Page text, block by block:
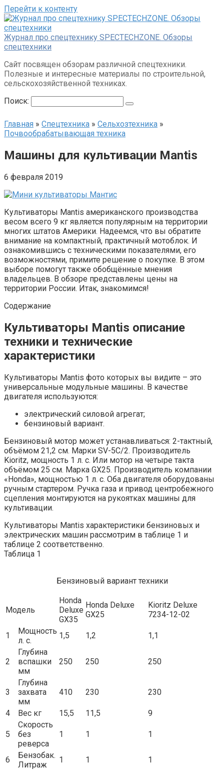
Перейти к контенту
Журнал про спецтехнику SPECTECHZONE. Обзоры
спецтехники
Сайт посвящен обзорам различной спецтехники.
Полезные и интересные материалы по строительной,
сельскохозяйственной техниках.
Поиск:
Главная » Спецтехника » Сельхозтехника »
Почвообрабатывающая техника
Машины для культивации Mantis
6 февраля 2019
Культиваторы Mantis американского производства
весом всего 9 кг является популярным на территории
многих штатов Америки. Надеемся, что вы обратите
внимание на компактный, практичный мотоблок. И
ознакомившись с техническими показателями, его
возможностями, примите решение о покупке. В этом
выборе помогут также обобщённые мнения
владельцев. В обзоре представлены цены на
территории России. Итак, знакомимся!
Содержание
Культиваторы Mantis описание
техники и технические
характеристики
Культиваторы Mantis фото которых вы видите – это
универсальные модульные машины. В качестве
двигателя используются:
электрический силовой агрегат;
бензиновый вариант.
Бензиновый мотор может устанавливаться: 2-тактный,
объёмом 21,2 см. Марки SV-5C/2. Производитель
Kioritz, мощность 1 л. с. Или мотор на четыре такта
объёмом 25 см. Марка GX25. Производитель компании
«Honda», мощностью 1 л. с. Оба двигателя оборудованы
ручным стартером. Ручка газа и привод центробежного
сцепления монтируются на рукоятках машины для
культивации.
Культиваторы Mantis характеристики бензиновых и
электрических машин рассмотрим в таблице 1 и
таблице 2 соответственно.
Таблица 1
Бензиновый вариант техники
Модель
Honda
Deluxe
GX35
Honda Deluxe
GX25
Kioritz Deluxe
7234-12-02
1
Мощность
л. с.
1,5 1,2 1,1
2
Глубина
вспашки
мм
250 250 250
3
Глубина
захвата
мм
410 230 230
4 Вес кг 15,5 11,5 9
5
Скорость
без
реверса
1 1 1
6
Бензобак.
Литраж
1 1 1